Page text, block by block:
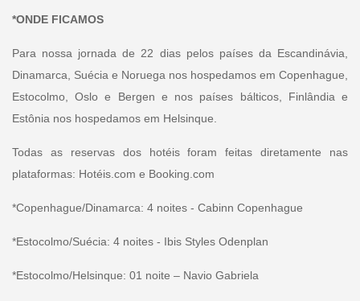
*ONDE FICAMOS
Para nossa jornada de 22 dias pelos países da Escandinávia,
Dinamarca, Suécia e Noruega nos hospedamos em Copenhague,
Estocolmo, Oslo e Bergen e nos países bálticos, Finlândia e
Estônia nos hospedamos em Helsinque.
Todas as reservas dos hotéis foram feitas diretamente nas
plataformas: Hotéis.com e Booking.com
*Copenhague/Dinamarca: 4 noites - Cabinn Copenhague
*Estocolmo/Suécia: 4 noites - Ibis Styles Odenplan
*Estocolmo/Helsinque: 01 noite – Navio Gabriela